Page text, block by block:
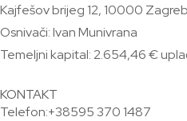
Kajfešov brijeg 12, 10000 Zagreb
Osnivači: Ivan Munivrana
Temeljni kapital: 2.654,46 €
KONTAKT
Telefon:+38595 370 1487